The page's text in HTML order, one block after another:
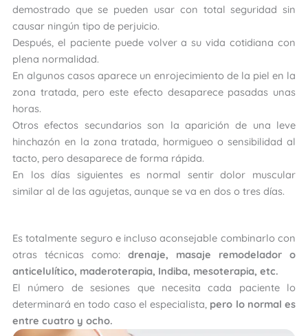
demostrado que se pueden usar con total seguridad sin
causar ningún tipo de perjuicio.
Después, el paciente puede volver a su vida cotidiana con
plena normalidad.
En algunos casos aparece un enrojecimiento de la piel en la
zona tratada, pero este efecto desaparece pasadas unas
horas.
Otros efectos secundarios son la aparición de una leve
hinchazón en la zona tratada, hormigueo o sensibilidad al
tacto, pero desaparece de forma rápida.
En los días siguientes es normal sentir dolor muscular
similar al de las agujetas, aunque se va en dos o tres días.
Es totalmente seguro e incluso aconsejable combinarlo con
otras técnicas como: drenaje, masaje remodelador o
anticelulítico, maderoterapia, Indiba, mesoterapia, etc.
El número de sesiones que necesita cada paciente lo
determinará en todo caso el especialista, pero lo normal es
entre cuatro y ocho.